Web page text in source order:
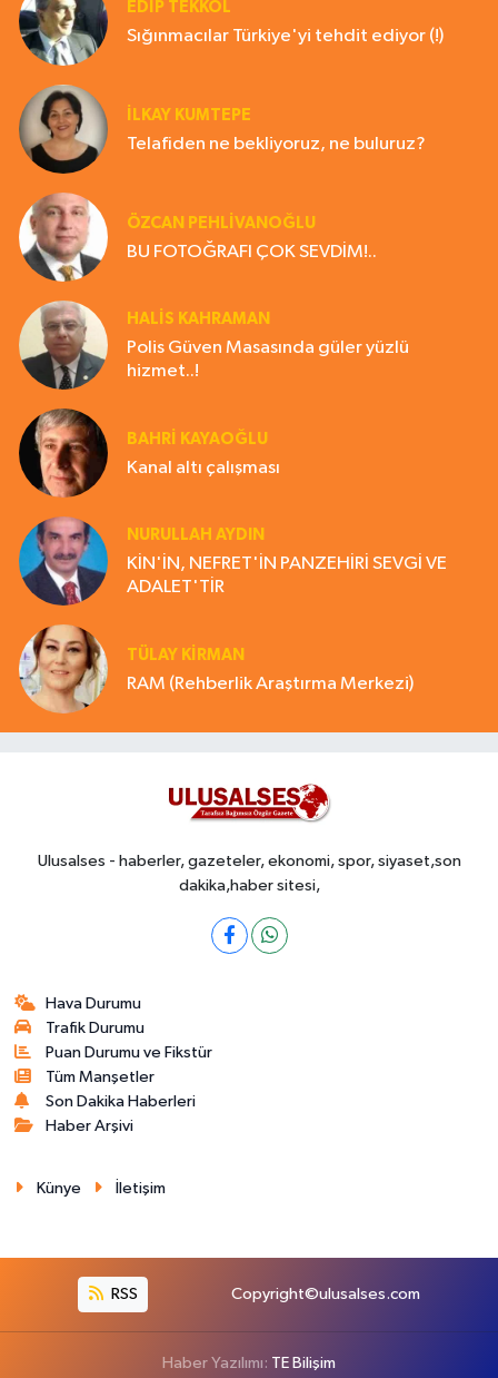
EDIP TEKKOL
Sığınmacılar Türkiye'yi tehdit ediyor (!)
İLKAY KUMTEPE
Telafiden ne bekliyoruz, ne buluruz?
ÖZCAN PEHLİVANOĞLU
BU FOTOĞRAFI ÇOK SEVDİM!..
HALIS KAHRAMAN
Polis Güven Masasında güler yüzlü
hizmet..!
BAHRI KAYAOĞLU
Kanal altı çalışması
NURULLAH AYDIN
KİN'İN, NEFRET'İN PANZEHİRİ SEVGİ VE
ADALET'TİR
TÜLAY KİRMAN
RAM (Rehberlik Araştırma Merkezi)
Ulusalses - haberler, gazeteler, ekonomi, spor, siyaset,son
dakika,haber sitesi,
Hava Durumu
Trafik Durumu
Puan Durumu ve Fikstür
Tüm Manşetler
Son Dakika Haberleri
Haber Arşivi
Künye İletişim
RSS Copyright©ulusalses.com
Haber Yazılımı: TE Bilişim